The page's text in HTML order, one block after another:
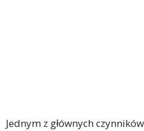
Jednym z głównych